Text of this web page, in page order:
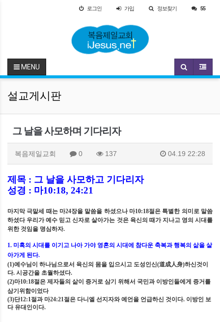
로그인 가입 정보찾기 55
MENU
설교게시판
그 날을 사모하며 기다리자
복음제일교회 0 137 04.19 22:28
제목 : 그 날을 사모하고 기다리자
성경 : 마10:18, 24:21
마지막 극말세 때는 마24장을 말씀을 하셨으나 마10:18절은 특별한 의미로 말씀
하셨다 우리가 예수 믿고 신자로 살아가는 것은 육신의 때가 지나고 영의 시대를
위한 것임을 명심하자.
1. 미혹의 시대를 이기고 나아 가야 영혼의 시대에 참다운 축복과 행복의 삶을 살
아가게 된다.
(1)예수님이 하나님으로서 육신의 몸을 입으시고 도성인신(道成人身)하신것이
다. 시공간을 초월하셨다.
(2)마10:18절은 제자들의 삶이 증거로 삼기 위해서 국민과 이방인들에게 증거를
삼기위함이었다
(3)단12:1절과 마24:21절은 다니엘 선지자와 예언을 언급하신 것이다. 이방인 보
다 유대인이다.